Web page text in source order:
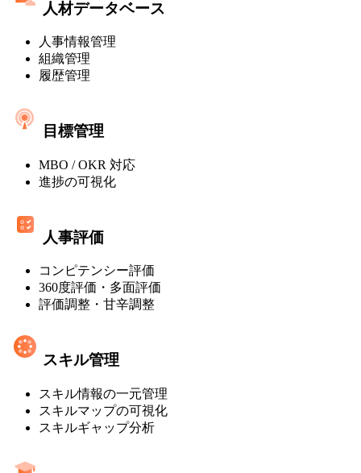
ン
オ
ン
プ
ス]
マ
ン
プ
レ
ス]
人材データベース
人事情報管理
組織管理
履歴管理
目標管理
MBO / OKR 対応
進捗の可視化
人事評価
コンピテンシー評価
360度評価・多面評価
評価調整・甘辛調整
スキル管理
スキル情報の一元管理
スキルマップの可視化
スキルギャップ分析